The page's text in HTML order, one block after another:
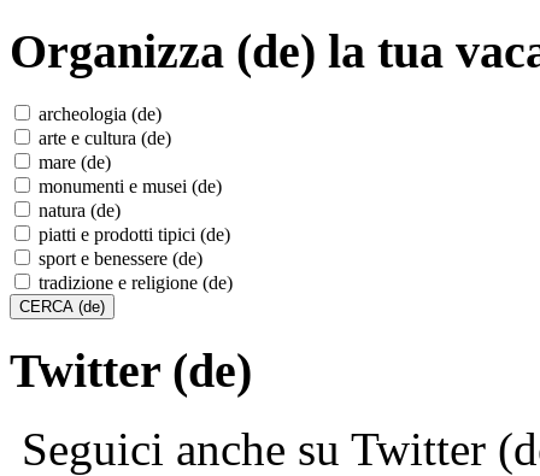
Organizza (de) la tua
archeologia (de)
arte e cultura (de)
mare (de)
monumenti e musei (de)
natura (de)
piatti e prodotti tipici (de)
sport e benessere (de)
tradizione e religione (de)
Twitter (de)
Seguici anche su Twitter